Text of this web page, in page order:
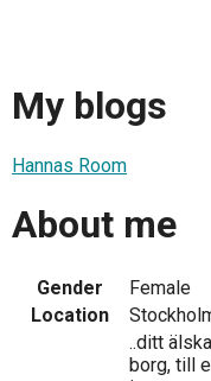
My blogs
Hannas Room
About me
Gender
Female
Location
..ditt
borg, till